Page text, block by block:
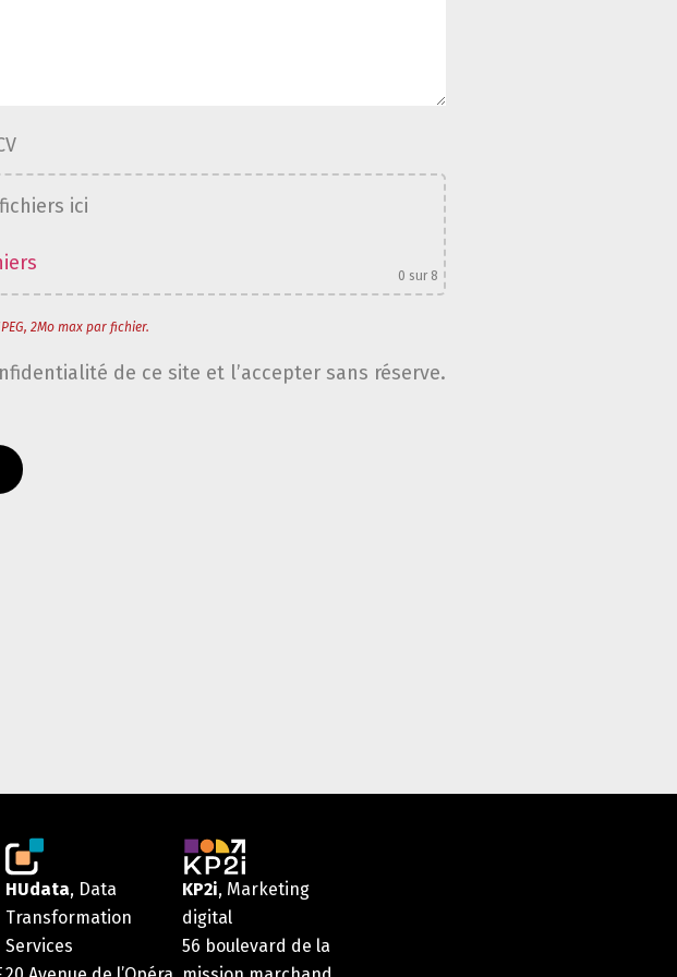
ici
0 sur 8
2Mo max par fichier.
de ce site et l’accepter sans réserve.
HUdata, Data
Transformation
Services
KP2i, Marketing
digital
56 boulevard de la